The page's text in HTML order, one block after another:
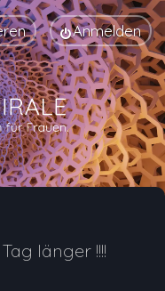
Anmelden
länger !!!!